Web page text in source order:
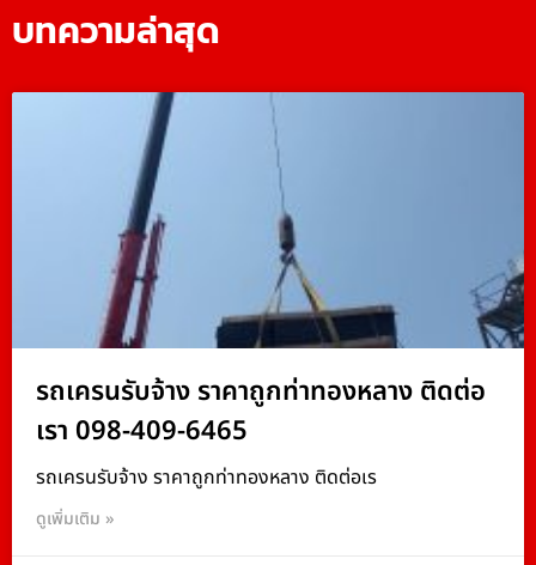
บทความล่าสุด
รถเครนรับจ้าง ราคาถูกท่าทองหลาง ติดต่อ
เรา 098-409-6465
รถเครนรับจ้าง ราคาถูกท่าทองหลาง ติดต่อเร
ดูเพิ่มเติม »